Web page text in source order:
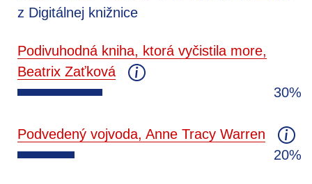
z Digitálnej knižnice
Podivuhodná kniha, ktorá vyčistila more,
Beatrix Zaťková
30%
Podvedený vojvoda, Anne Tracy Warren
20%